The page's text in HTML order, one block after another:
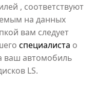
, соответствуют
на данных
вам следует
специалиста о
ваш автомобиль
LS.